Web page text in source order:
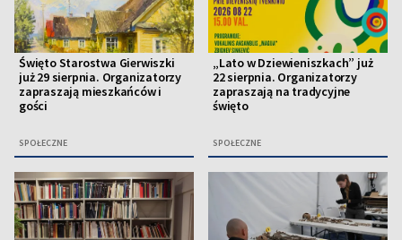
Święto Starostwa Gierwiszki
już 29 sierpnia. Organizatorzy
zapraszają mieszkańców i
gości
SPOŁECZNE
„Lato w Dziewieniszkach” już
22 sierpnia. Organizatorzy
zapraszają na tradycyjne
święto
SPOŁECZNE